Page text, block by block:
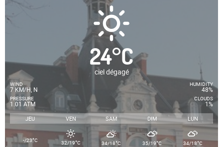
24°C
ciel dégagé
WIND
7 KM/H, N
PRESSURE
1.01 ATM
HUMIDITY
48%
CLOUDS
1%
JEU VEN SAM DIM LUN
-/23°C 32/19°C 34/18°C 35/19°C 34/18°C